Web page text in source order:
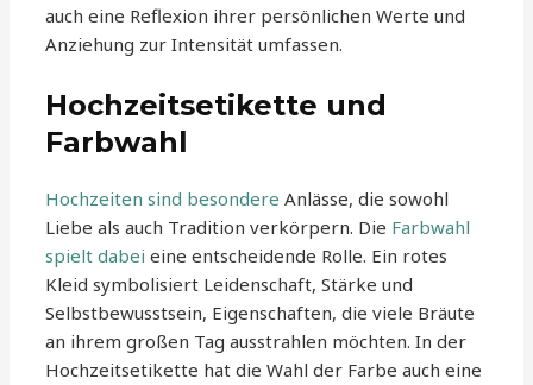
auch eine Reflexion ihrer persönlichen Werte und
Anziehung zur Intensität umfassen.
Hochzeitsetikette und
Farbwahl
Hochzeiten sind besondere Anlässe, die sowohl
Liebe als auch Tradition verkörpern. Die Farbwahl
spielt dabei eine entscheidende Rolle. Ein rotes
Kleid symbolisiert Leidenschaft, Stärke und
Selbstbewusstsein, Eigenschaften, die viele Bräute
an ihrem großen Tag ausstrahlen möchten. In der
Hochzeitsetikette hat die Wahl der Farbe auch eine